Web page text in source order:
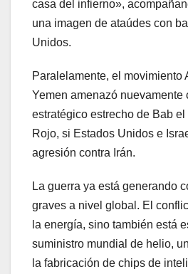
casa del infierno»,
una imagen de ataúdes con
Unidos.
Paralelamente, el movimiento
Yemen amenazó nuevamente
estratégico estrecho de Bab
Rojo, si Estados Unidos e
agresión contra Irán.
La guerra ya está generando
graves a nivel global. El
la energía, sino también está
suministro mundial de helio,
la fabricación de chips de